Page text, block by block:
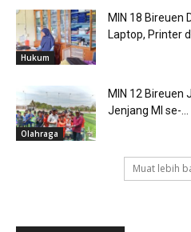
Hukum
MIN 18 Bireuen
Laptop, Printer
Olahraga
MIN 12 Bireuen
Jenjang MI se-...
Muat lebih